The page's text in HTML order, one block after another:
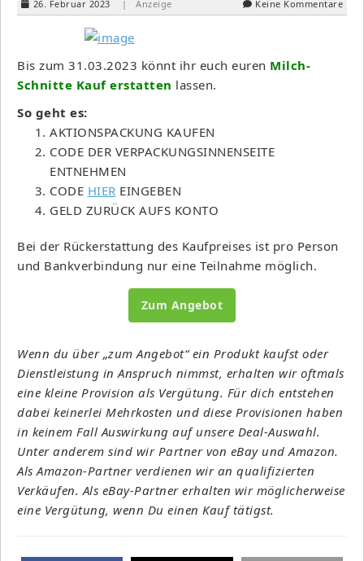
26. Februar 2023 | Anzeige Keine Kommentare
Bis zum 31.03.2023 könnt ihr euch euren Milch-
Schnitte Kauf erstatten lassen.
So geht es:
AKTIONS­PACKUNG KAUFEN
CODE DER VERPACKUNGS­INNENSEITE
ENTNEHMEN
CODE HIER EINGEBEN
GELD ZURÜCK AUFS KONTO
Bei der Rückerstattung des Kaufpreises ist pro Person
und Bankverbindung nur eine Teilnahme möglich.
Zum Angebot
Wenn du über „zum Angebot“ ein Produkt kaufst oder
Dienstleistung in Anspruch nimmst, erhalten wir oftmals
eine kleine Provision als Vergütung. Für dich entstehen
dabei keinerlei Mehrkosten und diese Provisionen haben
in keinem Fall Auswirkung auf unsere Deal-Auswahl.
Unter anderem sind wir Partner von eBay und Amazon.
Als Amazon-Partner verdienen wir an qualifizierten
Verkäufen. Als eBay-Partner erhalten wir möglicherweise
eine Vergütung, wenn Du einen Kauf tätigst.